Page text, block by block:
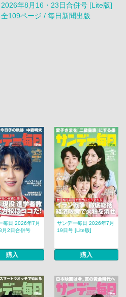
2026年8月16・23日合併号 [Lite版]
全109ページ / 毎日新聞出版
毎日 2026年7月
月2日合併号
購入
サンデー毎日 2026年7月
19日号 [Lite版]
購入